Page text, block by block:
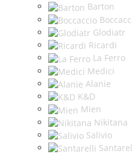
Barton
Glodiatr
Ricardi
La Ferro
Medici
Alanie
K&D
Mien
Nikitana
Salivio